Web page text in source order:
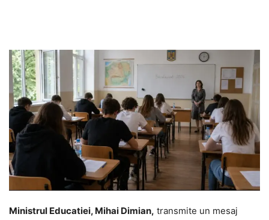
Ministrul Educatiei, Mihai Dimian, transmite un mesaj